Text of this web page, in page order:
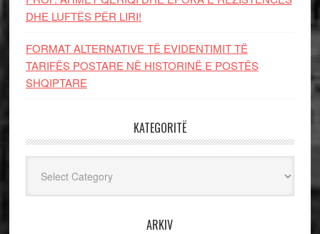
DHE LUFTЁS PЁR LIRI!
FORMAT ALTERNATIVE TË EVIDENTIMIT TË
TARIFËS POSTARE NË HISTORINË E POSTËS
SHQIPTARE
KATEGORITË
ARKIV